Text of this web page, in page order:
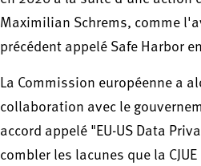
Maximilian Schrems, comme
précédent appelé Safe Harbor
La Commission européenne a
collaboration avec le
accord appelé "EU-US Data
combler les lacunes que la